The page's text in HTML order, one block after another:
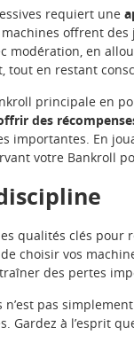
requiert une
offrent
modération, en
tout en restant
principale en
des
importantes. En
votre Bankroll
qualités clés pour
choisir vos
des pertes
pas
Gardez à l’esprit